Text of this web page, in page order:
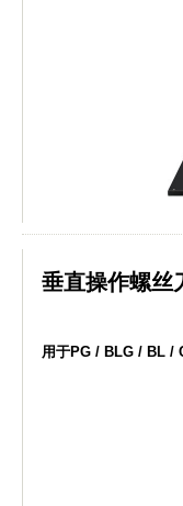
垂直操作螺丝
用于PG / BLG / BL /